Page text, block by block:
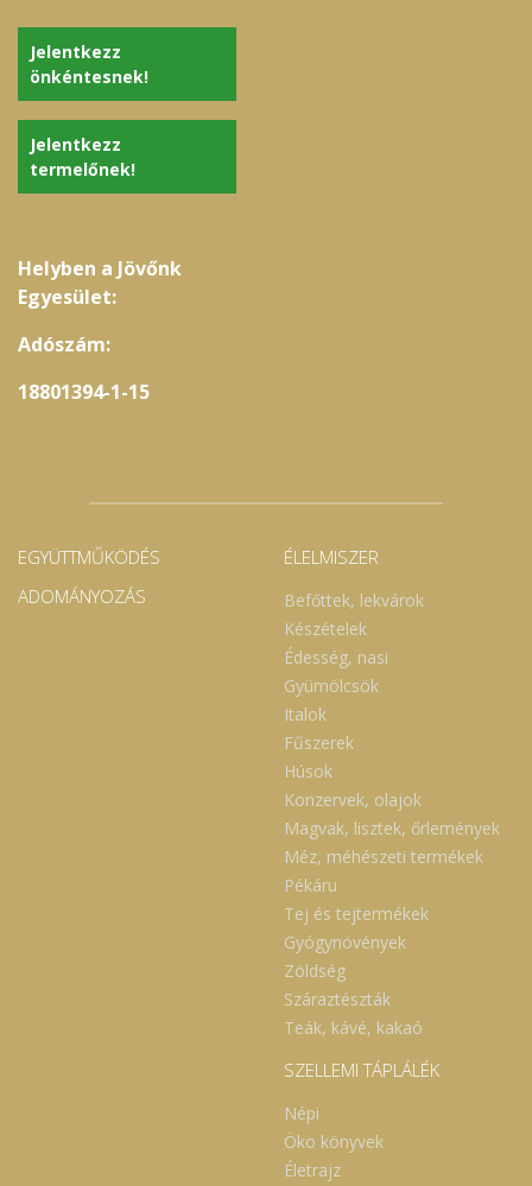
Jelentkezz
önkéntesnek!
Jelentkezz
termelőnek!
Helyben a Jövőnk
Egyesület:
Adószám:
18801394-1-15
EGYÜTTMŰKÖDÉS
ADOMÁNYOZÁS
ÉLELMISZER
Befőttek, lekvárok
Készételek
Édesség, nasi
Gyümölcsök
Italok
Fűszerek
Húsok
Konzervek, olajok
Magvak, lisztek, őrlemények
Méz, méhészeti termékek
Pékáru
Tej és tejtermékek
Gyógynövények
Zöldség
Száraztészták
Teák, kávé, kakaó
SZELLEMI TÁPLÁLÉK
Népi
Öko könyvek
Életrajz